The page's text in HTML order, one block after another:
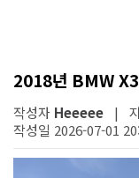
2018년 BMW
작성자 Heeeee | 지
작성일 2026-07-01